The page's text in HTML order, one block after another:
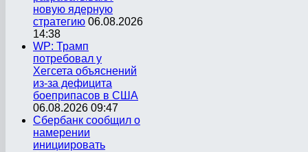
новую ядерную
стратегию 06.08.2026
14:38
WP: Трамп
потребовал у
Хегсета объяснений
из-за дефицита
боеприпасов в США
06.08.2026 09:47
Сбербанк сообщил о
намерении
инициировать